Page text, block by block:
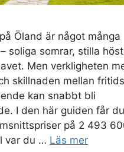
Öland är något många
soliga somrar, stilla
Men verkligheten
skillnaden mellan
kan snabbt bli
I den här guiden får
på 2 493
var du … Läs mer